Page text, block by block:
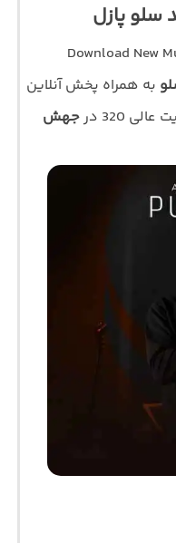
سلو پازل
Download New
به همراه پخش آنلاین
320 در
جهش